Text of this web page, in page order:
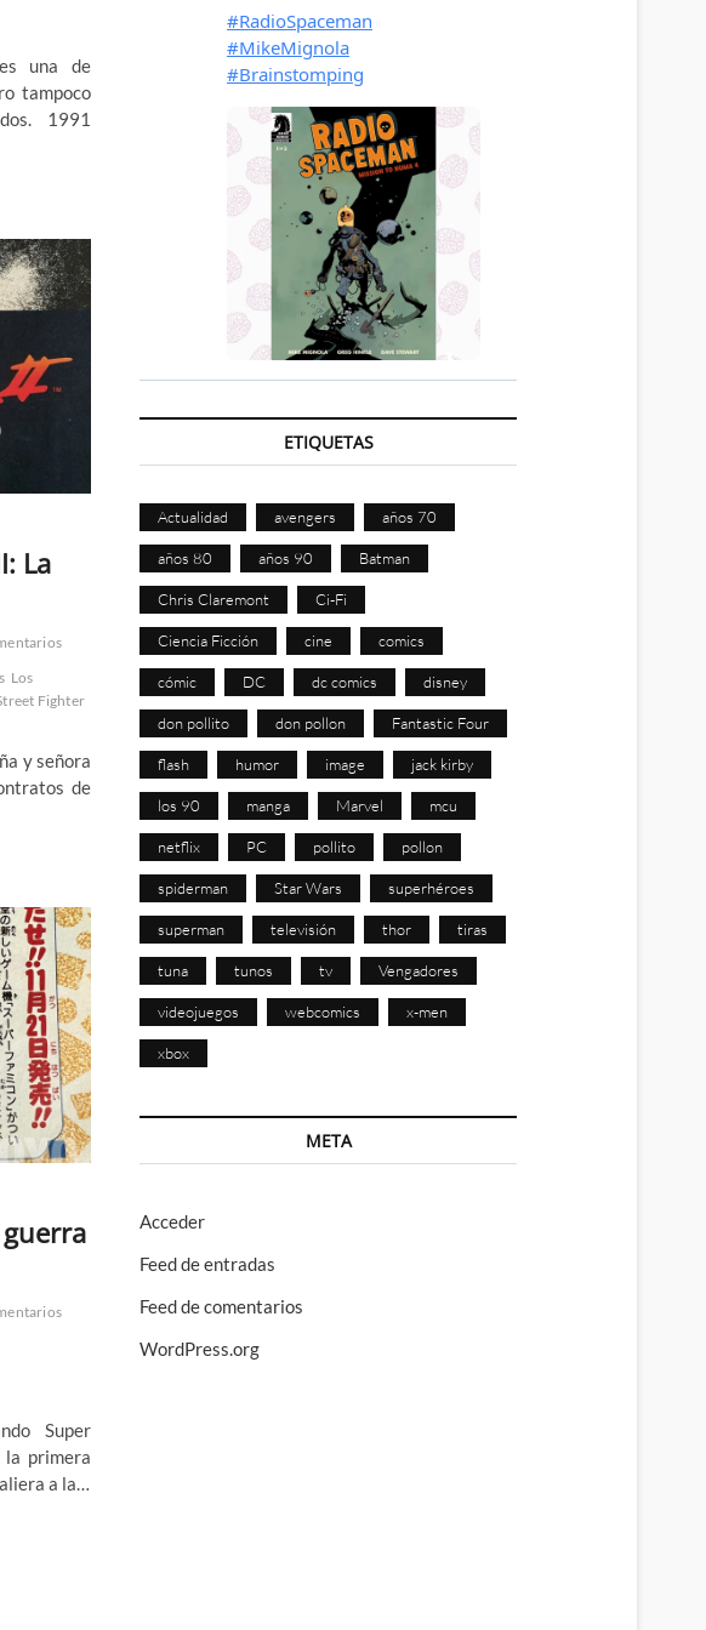
una de
tampoco
1991
La
Los
Fighter
y señora
de
Super
la primera
a la…
ETIQUETAS
Actualidad avengers años 70
años 80 años 90 Batman
Chris Claremont Ci-Fi
Ciencia Ficción cine comics
cómic DC dc comics disney
don pollito don pollon Fantastic Four
flash humor image jack kirby
los 90 manga Marvel mcu
netflix PC pollito pollon
spiderman Star Wars superhéroes
superman televisión thor tiras
tuna tunos tv Vengadores
videojuegos webcomics x-men
xbox
META
Acceder
Feed de entradas
Feed de comentarios
WordPress.org